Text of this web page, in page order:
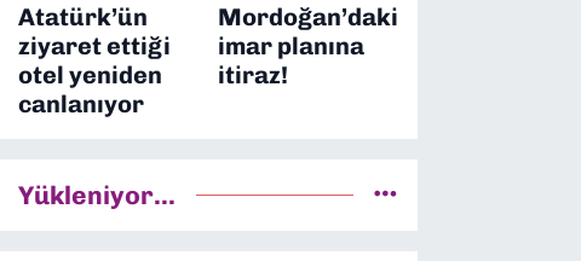
Atatürk’ün
ziyaret ettiği
otel yeniden
canlanıyor
Mordoğan’daki
imar planına
itiraz!
Yükleniyor...